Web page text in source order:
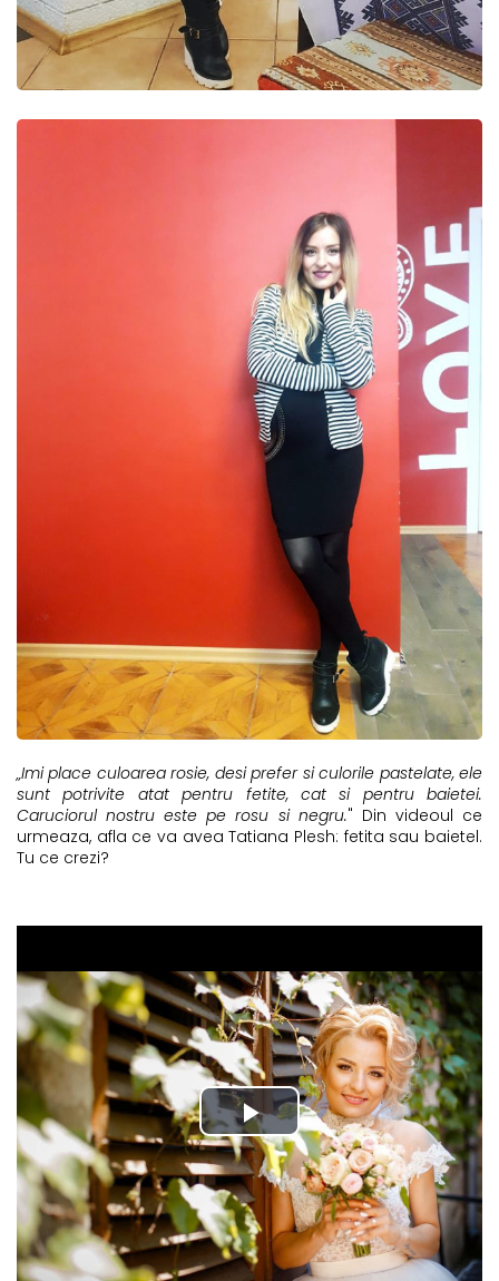
„Imi place culoarea rosie, desi prefer si culorile pastelate, ele
sunt potrivite atat pentru fetite, cat si pentru baietei.
Caruciorul nostru este pe rosu si negru." Din videoul ce
urmeaza, afla ce va avea Tatiana Plesh: fetita sau baietel.
Tu ce crezi?